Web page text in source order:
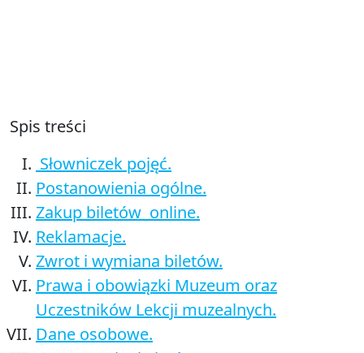
Spis treści
Słowniczek pojęć.
Postanowienia ogólne.
Zakup biletów online.
Reklamacje.
Zwrot i wymiana biletów.
Prawa i obowiązki Muzeum oraz
Uczestników Lekcji muzealnych.
Dane osobowe.